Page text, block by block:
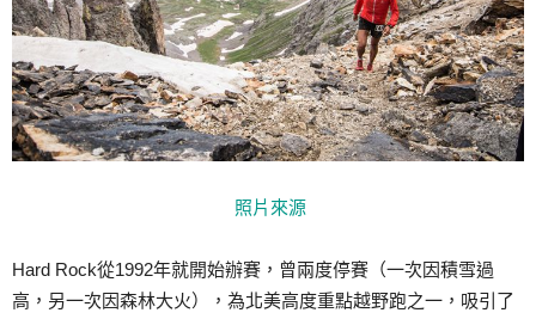
照片來源
Hard Rock從1992年就開始辦賽，曾兩度停賽（一次因積雪過
高，另一次因森林大火），為北美高度重點越野跑之一，吸引了